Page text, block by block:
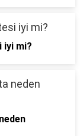
iyi mi?